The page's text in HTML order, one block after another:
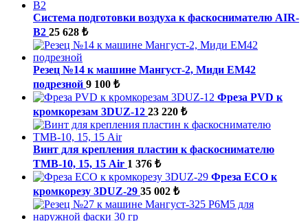
Система подготовки воздуха к фаскоснимателю AIR-
B2 25 628 ₺
Резец №14 к машине Мангуст-2, Миди ЕМ42
подрезной 9 100 ₺
Фреза PVD к
кромкорезам 3DUZ-12 23 220 ₺
Винт для крепления пластин к фаскоснимателю
ТМВ-10, 15, 15 Air 1 376 ₺
Фреза ECO к
кромкорезу 3DUZ-29 35 002 ₺